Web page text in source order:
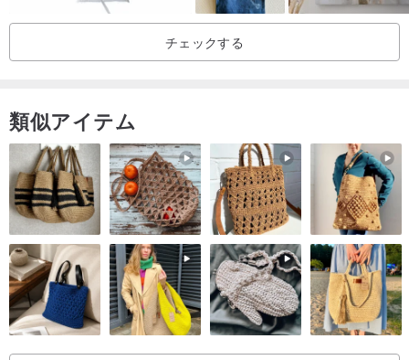
チェックする
類似アイテム